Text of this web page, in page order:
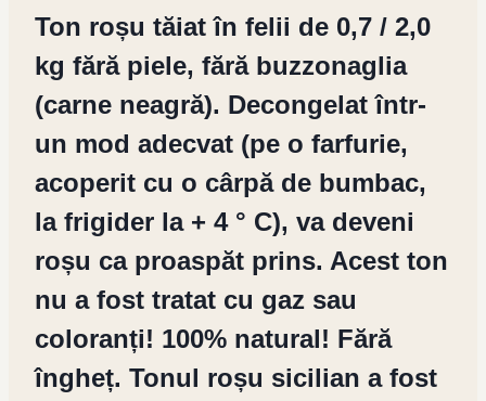
Ton roșu tăiat în felii de 0,7 / 2,0
kg fără piele, fără buzzonaglia
(carne neagră). Decongelat într-
un mod adecvat (pe o farfurie,
acoperit cu o cârpă de bumbac,
la frigider la + 4 ° C), va deveni
roșu ca proaspăt prins. Acest ton
nu a fost tratat cu gaz sau
coloranți! 100% natural! Fără
îngheț. Tonul roșu sicilian a fost